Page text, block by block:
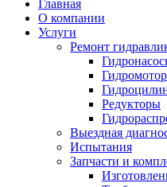
Главная
О компании
Услуги
Ремонт
Редукторы
Выездная
Испытания
Запчасти и